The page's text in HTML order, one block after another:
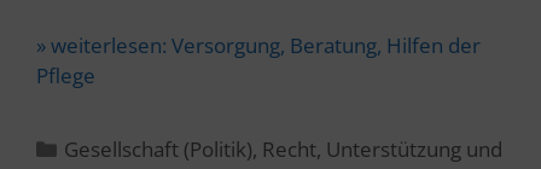
» weiterlesen: Versorgung, Beratung, Hilfen der
Pflege
Kategorien
Gesellschaft (Politik), Recht, Unterstützung und